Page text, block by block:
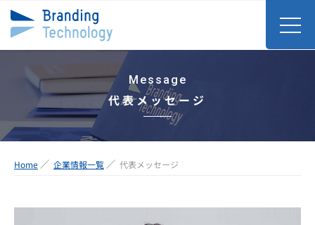
Message
代表メッセージ
Home 企業情報一覧 代表メッセージ